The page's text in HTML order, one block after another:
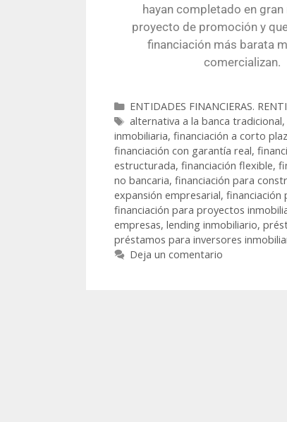
hayan completado en
proyecto de promoción y
financiación más barata
comercializan.
ENTIDADES FINANCIERAS.
alternativa a la banca tradicional,
inmobiliaria, financiación a corto
financiación con garantía real,
estructurada, financiación flexible,
no bancaria, financiación para
expansión empresarial, financiación
financiación para proyectos
empresas, lending inmobiliario,
préstamos para inversores
Deja un comentario